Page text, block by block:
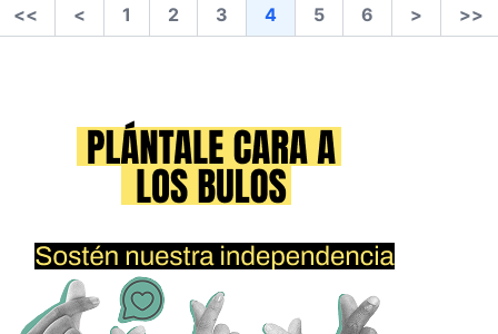
<< < 1 2 3 4 5 6 > >>